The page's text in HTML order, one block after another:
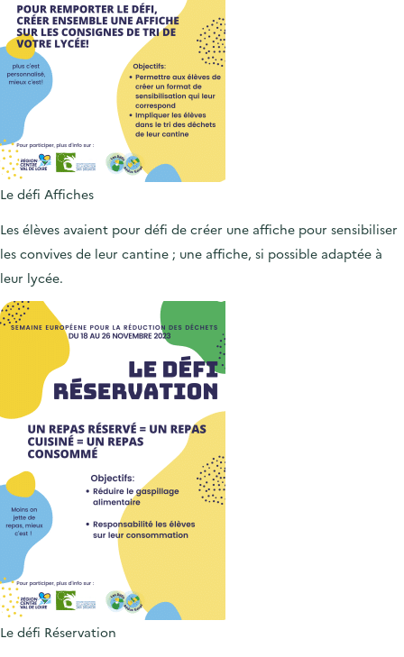
Le défi Affiches
Les élèves avaient pour défi de créer une affiche pour sensibiliser
les convives de leur cantine ; une affiche, si possible adaptée à
leur lycée.
Le défi Réservation